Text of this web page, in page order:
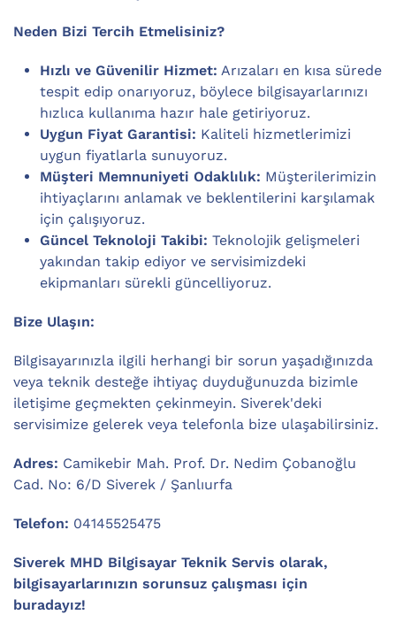
Neden Bizi Tercih Etmelisiniz?
Hızlı ve Güvenilir Hizmet: Arızaları en kısa sürede
tespit edip onarıyoruz, böylece bilgisayarlarınızı
hızlıca kullanıma hazır hale getiriyoruz.
Uygun Fiyat Garantisi: Kaliteli hizmetlerimizi
uygun fiyatlarla sunuyoruz.
Müşteri Memnuniyeti Odaklılık: Müşterilerimizin
ihtiyaçlarını anlamak ve beklentilerini karşılamak
için çalışıyoruz.
Güncel Teknoloji Takibi: Teknolojik gelişmeleri
yakından takip ediyor ve servisimizdeki
ekipmanları sürekli güncelliyoruz.
Bize Ulaşın:
Bilgisayarınızla ilgili herhangi bir sorun yaşadığınızda
veya teknik desteğe ihtiyaç duyduğunuzda bizimle
iletişime geçmekten çekinmeyin. Siverek'deki
servisimize gelerek veya telefonla bize ulaşabilirsiniz.
Adres: Camikebir Mah. Prof. Dr. Nedim Çobanoğlu
Cad. No: 6/D Siverek / Şanlıurfa
Telefon: 04145525475
Siverek MHD Bilgisayar Teknik Servis olarak,
bilgisayarlarınızın sorunsuz çalışması için
buradayız!